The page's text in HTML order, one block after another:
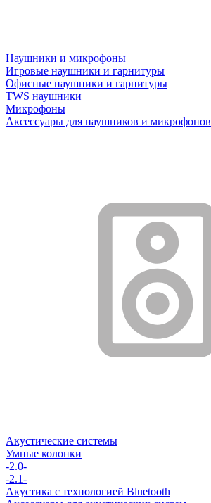
Наушники и микрофоны
Игровые наушники и гарнитуры
Офисные наушники и гарнитуры
TWS наушники
Микрофоны
Аксессуары для наушников и микрофонов
Акустические системы
Умные колонки
-2.0-
-2.1-
Акустика с технологией Bluetooth